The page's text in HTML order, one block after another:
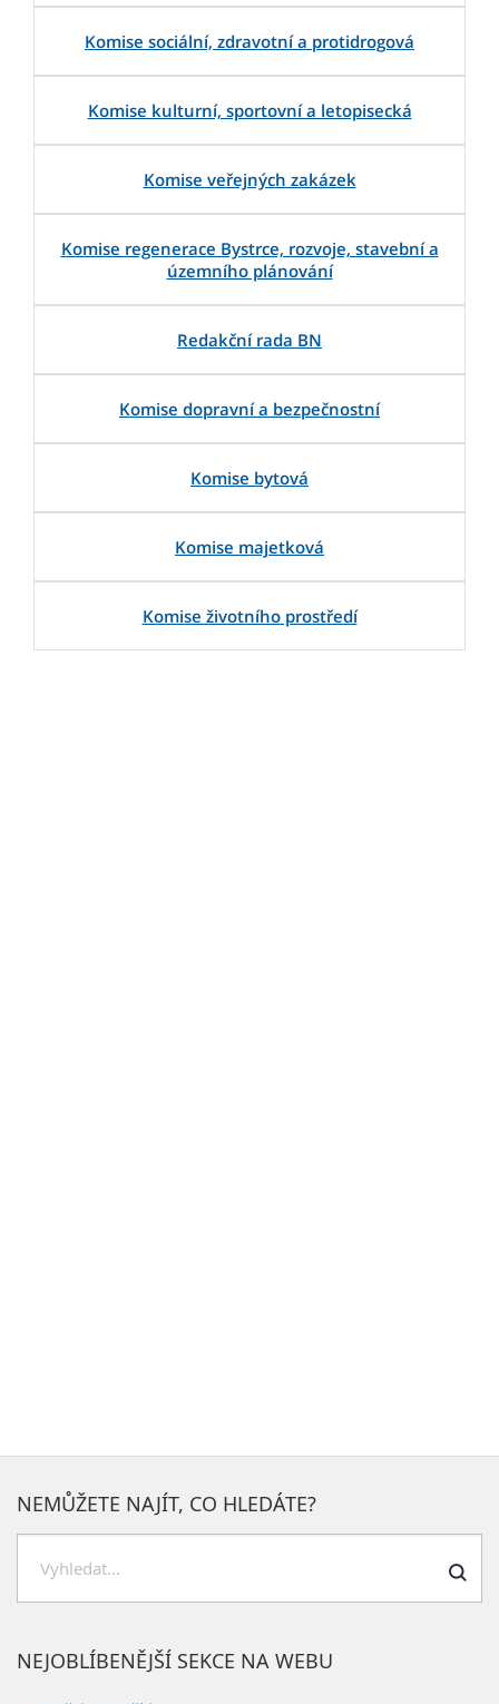
Komise sociální, zdravotní a protidrogová
Komise kulturní, sportovní a letopisecká
Komise veřejných zakázek
Komise regenerace Bystrce, rozvoje, stavební a
územního plánování
Redakční rada BN
Komise dopravní a bezpečnostní
Komise bytová
Komise majetková
Komise životního prostředí
NEJOBLÍBENĚJŠÍ SEKCE NA WEBU
NEMŮŽETE NAJÍT, CO HLEDÁTE?